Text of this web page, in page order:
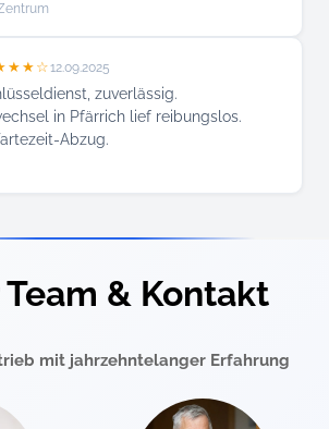
12.09.2025
zuverlässig.
in Pfärrich lief reibungslos.
Abzug.
Team & Kontakt
mit jahrzehntelanger Erfahrung